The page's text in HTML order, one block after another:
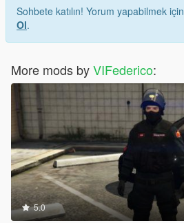
Sohbete katılın! Yorum yapabilmek için
Ol.
More mods byVIFederico:
5.0